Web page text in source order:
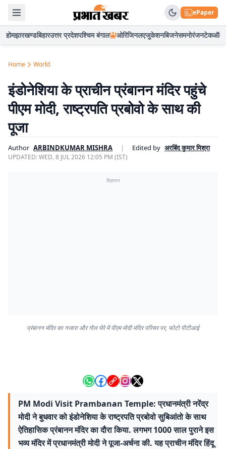
ePaper
होमझारखण्डबिहारउत्तर प्रदेशपश्चिम बंगाल ओरिजिनलएजुकेशनबिजनेसमनोरंजनटेकऑटो
Home World
इंडोनेशिया के प्राचीन प्रंबानन मंदिर पहुंचे
पीएम मोदी, राष्ट्रपति प्रबोवो के साथ की
पूजा
Author ARBINDKUMAR MISHRA | Edited by अरबिंद कुमार मिश्रा
UPDATED:WED, 8 JUL 2026 12:05 PM (IST)
विज्ञापन
प्रंबानन मंदिर का नजारा और गोल घेरे में पीएम मोदी मंदिर परिसर पर, फोटो पीटीआई
PM Modi Visit Prambanan Temple: प्रधानमंत्री नरेंद्र
मोदी ने बुधवार को इंडोनेशिया के राष्ट्रपति प्रबोवो सुबिआंतो के साथ
ऐतिहासिक प्रंबानन मंदिर का दौरा किया. लगभग 1000 साल पुराने इस
भव्य मंदिर में प्रधानमंत्री मोदी ने पूजा-अर्चना की. यह प्राचीन मंदिर हिंदू